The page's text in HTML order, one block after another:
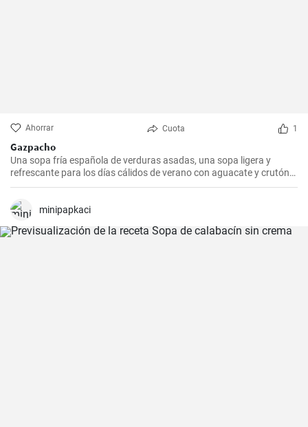
Ahorrar Cuota 1
Gazpacho
Una sopa fría española de verduras asadas, una sopa ligera y
refrescante para los días cálidos de verano con aguacate y crutón
de baguette
minipapkaci